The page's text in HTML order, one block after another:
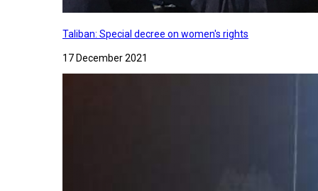
Taliban: Special decree on women's rights
17 December 2021